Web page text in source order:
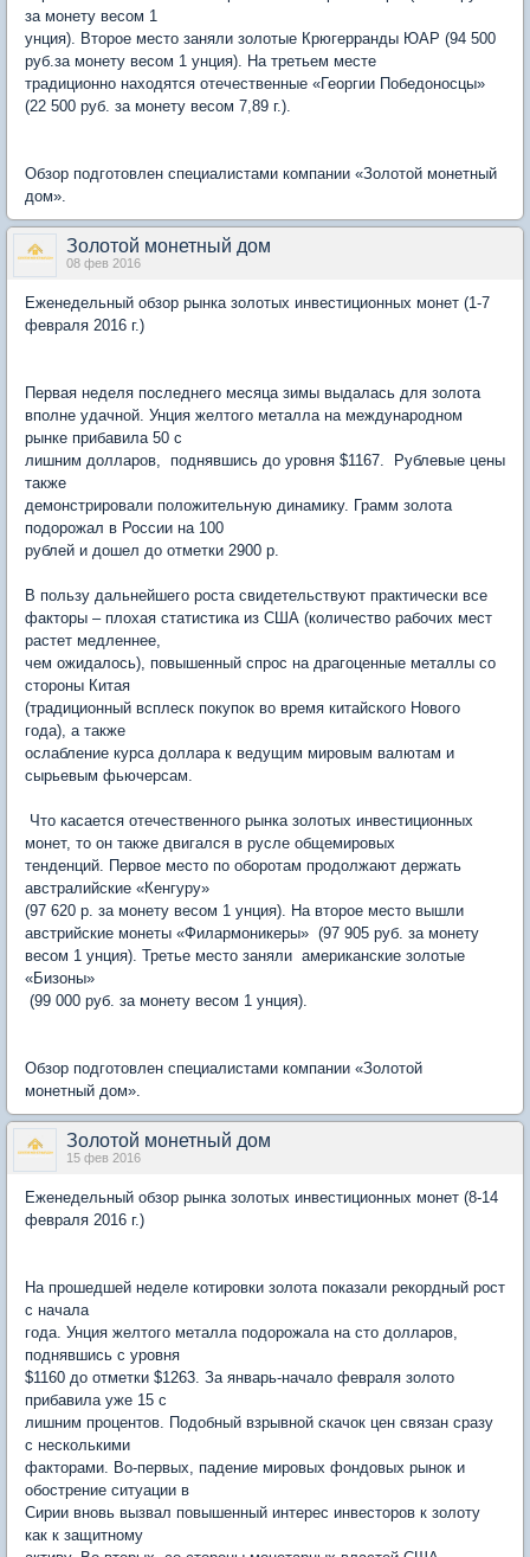
за монету весом 1
унция). Второе место заняли золотые Крюгерранды ЮАР (94 500
руб.за монету весом 1 унция). На третьем месте
традиционно находятся отечественные «Георгии Победоносцы»
(22 500 руб. за монету весом 7,89 г.).
Обзор подготовлен специалистами компании «Золотой монетный
дом».
Золотой монетный дом
08 фев 2016
Еженедельный обзор рынка золотых инвестиционных монет (1-7
февраля 2016 г.)
Первая неделя последнего месяца зимы выдалась для золота
вполне удачной. Унция желтого металла на международном
рынке прибавила 50 с
лишним долларов, поднявшись до уровня $1167. Рублевые цены
также
демонстрировали положительную динамику. Грамм золота
подорожал в России на 100
рублей и дошел до отметки 2900 р.
В пользу дальнейшего роста свидетельствуют практически все
факторы – плохая статистика из США (количество рабочих мест
растет медленнее,
чем ожидалось), повышенный спрос на драгоценные металлы со
стороны Китая
(традиционный всплеск покупок во время китайского Нового
года), а также
ослабление курса доллара к ведущим мировым валютам и
сырьевым фьючерсам.
Что касается отечественного рынка золотых инвестиционных
монет, то он также двигался в русле общемировых
тенденций. Первое место по оборотам продолжают держать
австралийские «Кенгуру»
(97 620 р. за монету весом 1 унция). На второе место вышли
австрийские монеты «Филармоникеры» (97 905 руб. за монету
весом 1 унция). Третье место заняли американские золотые
«Бизоны»
(99 000 руб. за монету весом 1 унция).
Обзор подготовлен специалистами компании «Золотой
монетный дом».
Золотой монетный дом
15 фев 2016
Еженедельный обзор рынка золотых инвестиционных монет (8-14
февраля 2016 г.)
На прошедшей неделе котировки золота показали рекордный рост
с начала
года. Унция желтого металла подорожала на сто долларов,
поднявшись с уровня
$1160 до отметки $1263. За январь-начало февраля золото
прибавила уже 15 с
лишним процентов. Подобный взрывной скачок цен связан сразу
с несколькими
факторами. Во-первых, падение мировых фондовых рынок и
обострение ситуации в
Сирии вновь вызвал повышенный интерес инвесторов к золоту
как к защитному